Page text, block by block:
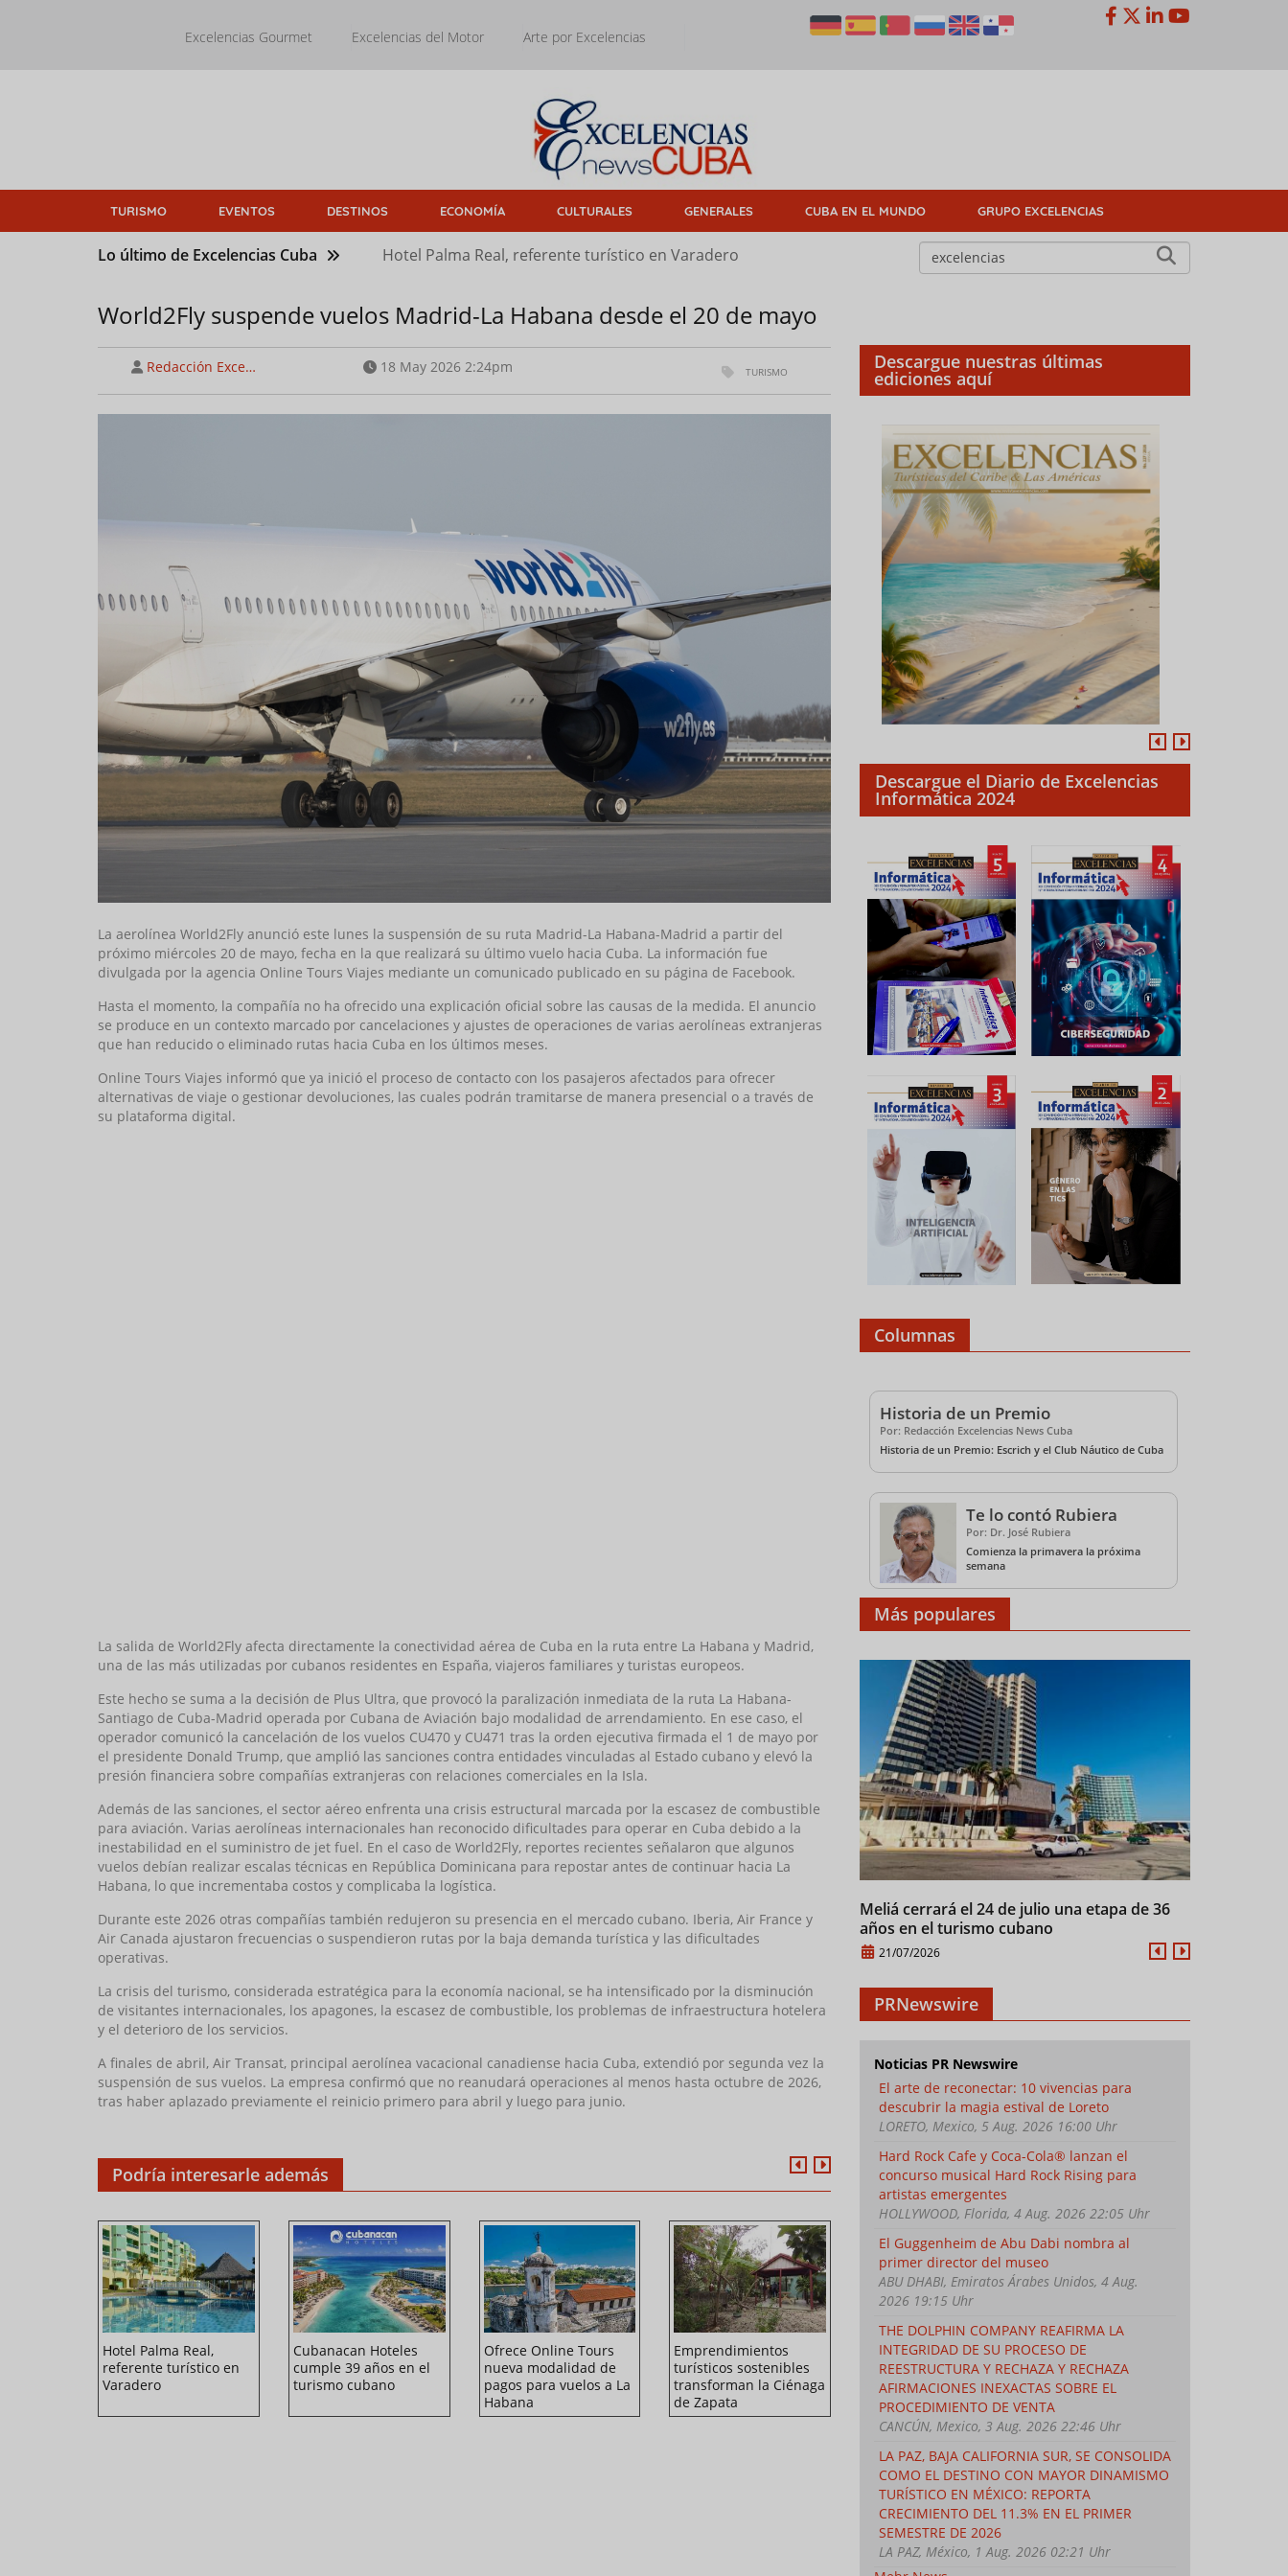
Excelencias Gourmet Excelencias del Motor Arte por Excelencias
TURISMO EVENTOS DESTINOS ECONOMÍA CULTURALES GENERALES CUBA EN EL MUNDO GRUPO EXCELENCIAS
Lo último de Excelencias Cuba Hotel Palma Real, referente turístico en Varadero
World2Fly suspende vuelos Madrid-La Habana desde el 20 de mayo
Redacción Exce… 18 May 2026 2:24pm TURISMO
La aerolínea World2Fly anunció este lunes la suspensión de su ruta Madrid-La Habana-Madrid a partir del
próximo miércoles 20 de mayo, fecha en la que realizará su último vuelo hacia Cuba. La información fue
divulgada por la agencia Online Tours Viajes mediante un comunicado publicado en su página de Facebook.
Hasta el momento, la compañía no ha ofrecido una explicación oficial sobre las causas de la medida. El anuncio
se produce en un contexto marcado por cancelaciones y ajustes de operaciones de varias aerolíneas extranjeras
que han reducido o eliminado rutas hacia Cuba en los últimos meses.
Online Tours Viajes informó que ya inició el proceso de contacto con los pasajeros afectados para ofrecer
alternativas de viaje o gestionar devoluciones, las cuales podrán tramitarse de manera presencial o a través de
su plataforma digital.
La salida de World2Fly afecta directamente la conectividad aérea de Cuba en la ruta entre La Habana y Madrid,
una de las más utilizadas por cubanos residentes en España, viajeros familiares y turistas europeos.
Este hecho se suma a la decisión de Plus Ultra, que provocó la paralización inmediata de la ruta La Habana-
Santiago de Cuba-Madrid operada por Cubana de Aviación bajo modalidad de arrendamiento. En ese caso, el
operador comunicó la cancelación de los vuelos CU470 y CU471 tras la orden ejecutiva firmada el 1 de mayo por
el presidente Donald Trump, que amplió las sanciones contra entidades vinculadas al Estado cubano y elevó la
presión financiera sobre compañías extranjeras con relaciones comerciales en la Isla.
Además de las sanciones, el sector aéreo enfrenta una crisis estructural marcada por la escasez de combustible
para aviación. Varias aerolíneas internacionales han reconocido dificultades para operar en Cuba debido a la
inestabilidad en el suministro de jet fuel. En el caso de World2Fly, reportes recientes señalaron que algunos
vuelos debían realizar escalas técnicas en República Dominicana para repostar antes de continuar hacia La
Habana, lo que incrementaba costos y complicaba la logística.
Durante este 2026 otras compañías también redujeron su presencia en el mercado cubano. Iberia, Air France y
Air Canada ajustaron frecuencias o suspendieron rutas por la baja demanda turística y las dificultades
operativas.
La crisis del turismo, considerada estratégica para la economía nacional, se ha intensificado por la disminución
de visitantes internacionales, los apagones, la escasez de combustible, los problemas de infraestructura hotelera
y el deterioro de los servicios.
A finales de abril, Air Transat, principal aerolínea vacacional canadiense hacia Cuba, extendió por segunda vez la
suspensión de sus vuelos. La empresa confirmó que no reanudará operaciones al menos hasta octubre de 2026,
tras haber aplazado previamente el reinicio primero para abril y luego para junio.
Podría interesarle además
Hotel Palma Real,
referente turístico en
Varadero
Cubanacan Hoteles
cumple 39 años en el
turismo cubano
Ofrece Online Tours
nueva modalidad de
pagos para vuelos a La
Habana
Emprendimientos
turísticos sostenibles
transforman la Ciénaga
de Zapata
Cuba mantiene hoteles
abiertos y operativos
Grand Memories Santa
Maria, una escapada al
paraíso
Descargue nuestras últimas
ediciones aquí
Descargue el Diario de Excelencias
Informática 2024
Columnas
Historia de un Premio
Por: Redacción Excelencias News Cuba
Historia de un Premio: Escrich y el Club Náutico de Cuba
Te lo contó Rubiera
Por: Dr. José Rubiera
Comienza la primavera la próxima
semana
Más populares
Meliá cerrará el 24 de julio una etapa de 36
años en el turismo cubano
21/07/2026
PRNewswire
Noticias PR Newswire
El arte de reconectar: 10 vivencias para
descubrir la magia estival de Loreto
LORETO, Mexico, 5 Aug. 2026 16:00 Uhr
Hard Rock Cafe y Coca-Cola® lanzan el
concurso musical Hard Rock Rising para
artistas emergentes
HOLLYWOOD, Florida, 4 Aug. 2026 22:05 Uhr
El Guggenheim de Abu Dabi nombra al
primer director del museo
ABU DHABI, Emiratos Árabes Unidos, 4 Aug.
2026 19:15 Uhr
THE DOLPHIN COMPANY REAFIRMA LA
INTEGRIDAD DE SU PROCESO DE
REESTRUCTURA Y RECHAZA Y RECHAZA
AFIRMACIONES INEXACTAS SOBRE EL
PROCEDIMIENTO DE VENTA
CANCÚN, Mexico, 3 Aug. 2026 22:46 Uhr
LA PAZ, BAJA CALIFORNIA SUR, SE CONSOLIDA
COMO EL DESTINO CON MAYOR DINAMISMO
TURÍSTICO EN MÉXICO: REPORTA
CRECIMIENTO DEL 11.3% EN EL PRIMER
SEMESTRE DE 2026
LA PAZ, México, 1 Aug. 2026 02:21 Uhr